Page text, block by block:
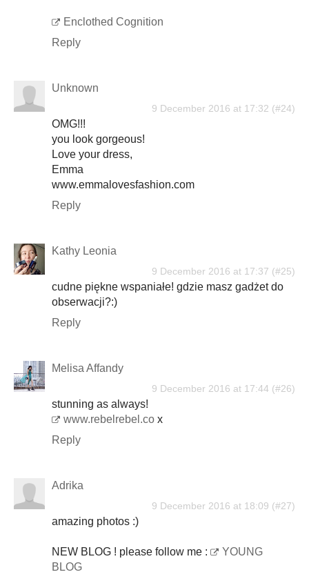
Enclothed Cognition
Reply
Unknown
9 December 2016 at 17:32
OMG!!!
you look gorgeous!
Love your dress,
Emma
www.emmalovesfashion.com
Reply
Kathy Leonia
9 December 2016 at 17:37
cudne piękne wspaniałe! gdzie masz gadżet do
obserwacji?:)
Reply
Melisa Affandy
9 December 2016 at 17:44
stunning as always!
www.rebelrebel.co x
Reply
Adrika
9 December 2016 at 18:09
amazing photos :)
NEW BLOG ! please follow me :
YOUNG
BLOG